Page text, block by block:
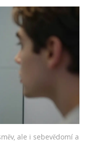
ale i sebevědomí a